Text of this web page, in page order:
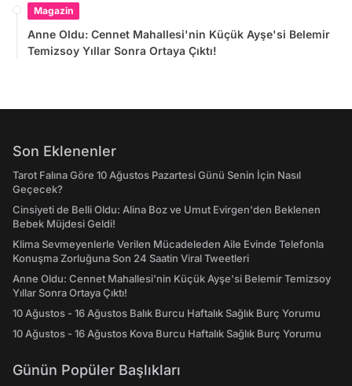
Magazin
Anne Oldu: Cennet Mahallesi'nin Küçük Ayşe'si Belemir
Temizsoy Yıllar Sonra Ortaya Çıktı!
Son Eklenenler
Tarot Falına Göre 10 Ağustos Pazartesi Günü Senin İçin Nasıl
Geçecek?
Cinsiyeti de Belli Oldu: Alina Boz ve Umut Evirgen'den Beklenen
Bebek Müjdesi Geldi!
Klima Sevmeyenlerle Verilen Mücadeleden Aile Evinde Telefonla
Konuşma Zorluğuna Son 24 Saatin Viral Tweetleri
Anne Oldu: Cennet Mahallesi'nin Küçük Ayşe'si Belemir Temizsoy
Yıllar Sonra Ortaya Çıktı!
10 Ağustos - 16 Ağustos Balık Burcu Haftalık Sağlık Burç Yorumu
10 Ağustos - 16 Ağustos Kova Burcu Haftalık Sağlık Burç Yorumu
Günün Popüler Başlıkları